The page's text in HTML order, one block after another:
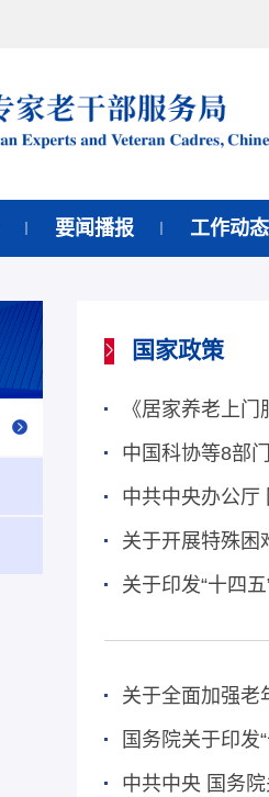
要闻播报 工作动态
国家政策
《居家养老上
中共中央办公厅
关于开展特殊困
关于印发“十四
关于全面加强老
国务院关于印发
中共中央 国务